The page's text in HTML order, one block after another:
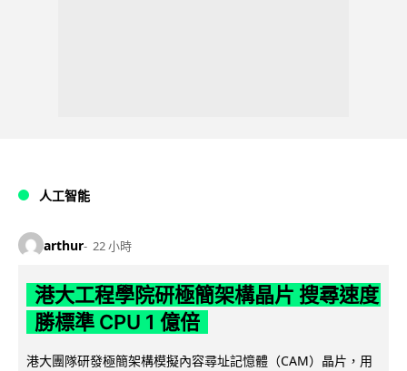
人工智能
arthur 22 小時
港大工程學院研極簡架構晶片 搜尋速度
勝標準 CPU 1 億倍
港大團隊研發極簡架構模擬內容尋址記憶體（CAM）晶片，用